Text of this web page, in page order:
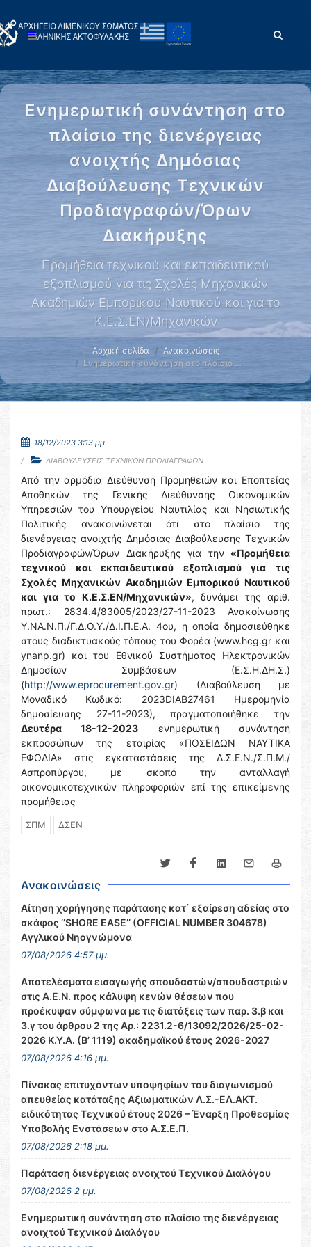
Ενημερωτική συνάντηση στο
πλαίσιο της διενέργειας
ανοιχτής Δημόσιας
Διαβούλευσης Τεχνικών
Προδιαγραφών/Όρων
Διακήρυξης
Προμήθεια τεχνικού και εκπαιδευτικού
εξοπλισμού για τις Σχολές Μηχανικών
Ακαδημιών Εμπορικού Ναυτικού και για το
Κ.Ε.Σ.ΕΝ/Μηχανικών
Αρχική σελίδα
Ανακοινώσεις
Ενημερωτική συνάντηση στο πλαίσιο …
18/12/2023 3:13 μμ.
ΔΙΑΒΟΥΛΕΥΣΕΙΣ ΤΕΧΝΙΚΩΝ ΠΡΟΔΙΑΓΡΑΦΩΝ
Από την αρμόδια Διεύθυνση Προμηθειών και Εποπτείας
Αποθηκών της Γενικής Διεύθυνσης Οικονομικών
Υπηρεσιών του Υπουργείου Ναυτιλίας και Νησιωτικής
Πολιτικής ανακοινώνεται ότι στο πλαίσιο της
διενέργειας ανοιχτής Δημόσιας Διαβούλευσης Τεχνικών
Προδιαγραφών/Όρων Διακήρυξης για την «Προμήθεια
τεχνικού και εκπαιδευτικού εξοπλισμού για τις
Σχολές Μηχανικών Ακαδημιών Εμπορικού Ναυτικού
και για το Κ.Ε.Σ.ΕΝ/Μηχανικών», δυνάμει της αριθ.
πρωτ.: 2834.4/83005/2023/27-11-2023 Ανακοίνωσης
Υ.ΝΑ.Ν.Π./Γ.Δ.Ο.Υ./Δ.Ι.Π.Ε.Α. 4ου, η οποία δημοσιεύθηκε
στους διαδικτυακούς τόπους του Φορέα (www.hcg.gr και
ynanp.gr) και του Εθνικού Συστήματος Ηλεκτρονικών
Δημοσίων Συμβάσεων (Ε.Σ.Η.ΔΗ.Σ.)
(http://www.eprocurement.gov.gr) (Διαβούλευση με
Μοναδικό Κωδικό: 2023DIAB27461 Ημερομηνία
δημοσίευσης 27-11-2023), πραγματοποιήθηκε την
Δευτέρα 18-12-2023 ενημερωτική συνάντηση
εκπροσώπων της εταιρίας «ΠΟΣΕΙΔΩΝ ΝΑΥΤΙΚΑ
ΕΦΟΔΙΑ» στις εγκαταστάσεις της Δ.Σ.Ε.Ν./Σ.Π.Μ./
Ασπροπύργου, με σκοπό την ανταλλαγή
οικονομικοτεχνικών πληροφοριών επί της επικείμενης
προμήθειας
ΣΠΜ ΔΣΕΝ
Ανακοινώσεις
Αίτηση χορήγησης παράτασης κατ΄ εξαίρεση αδείας στο
σκάφος ‘’SHORE EASE’’ (OFFICIAL NUMBER 304678)
Αγγλικού Νηογνώμονα
07/08/2026 4:57 μμ.
Αποτελέσματα εισαγωγής σπουδαστών/σπουδαστριών
στις Α.Ε.Ν. προς κάλυψη κενών θέσεων που
προέκυψαν σύμφωνα με τις διατάξεις των παρ. 3.β και
3.γ του άρθρου 2 της Αρ.: 2231.2-6/13092/2026/25-02-
2026 Κ.Υ.Α. (Β’ 1119) ακαδημαϊκού έτους 2026-2027
07/08/2026 4:16 μμ.
Πίνακας επιτυχόντων υποψηφίων του διαγωνισμού
απευθείας κατάταξης Αξιωματικών Λ.Σ.-ΕΛ.ΑΚΤ.
ειδικότητας Τεχνικού έτους 2026 – Έναρξη Προθεσμίας
Υποβολής Ενστάσεων στο Α.Σ.Ε.Π.
07/08/2026 2:18 μμ.
Παράταση διενέργειας ανοιχτού Τεχνικού Διαλόγου
07/08/2026 2 μμ.
Ενημερωτική συνάντηση στο πλαίσιο της διενέργειας
ανοιχτού Τεχνικού Διαλόγου